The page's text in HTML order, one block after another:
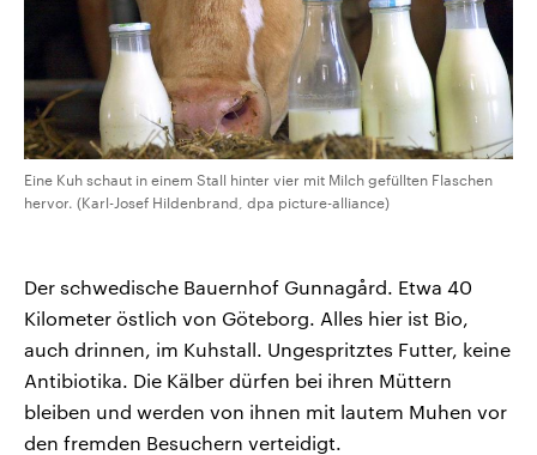
Eine Kuh schaut in einem Stall hinter vier mit Milch gefüllten Flaschen
hervor. (Karl-Josef Hildenbrand, dpa picture-alliance)
Der schwedische Bauernhof Gunnagård. Etwa 40
Kilometer östlich von Göteborg. Alles hier ist Bio,
auch drinnen, im Kuhstall. Ungespritztes Futter, keine
Antibiotika. Die Kälber dürfen bei ihren Müttern
bleiben und werden von ihnen mit lautem Muhen vor
den fremden Besuchern verteidigt.